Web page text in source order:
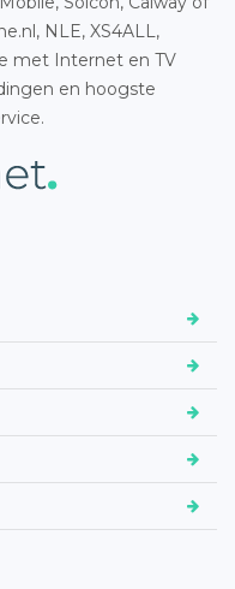
NLE, XS4ALL,
met Internet en TV
en hoogste